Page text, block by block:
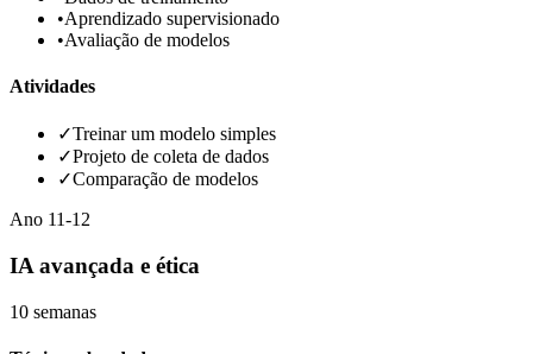
•Aprendizado supervisionado
•Avaliação de modelos
Atividades
✓Treinar um modelo simples
✓Projeto de coleta de dados
✓Comparação de modelos
Ano 11-12
IA avançada e ética
10 semanas